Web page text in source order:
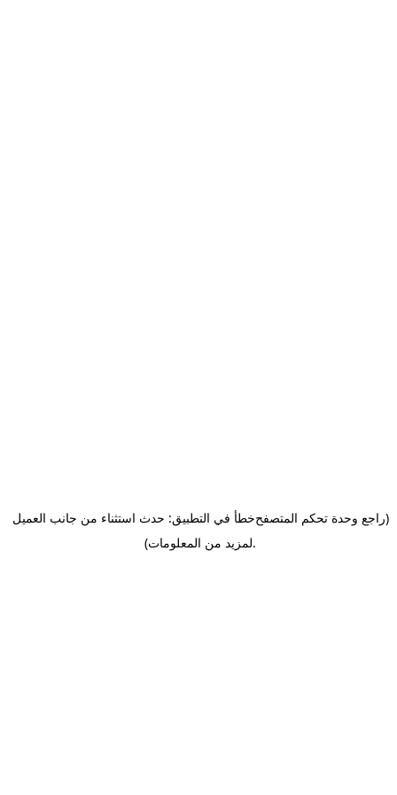
خطأ في التطبيق: حدث استثناء من جانب العميل(راجع وحدة تحكم المتصفح
لمزيد من المعلومات).